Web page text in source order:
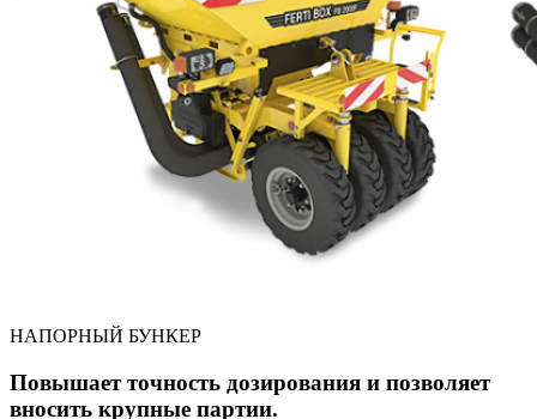
НАПОРНЫЙ БУНКЕР
Повышает точность дозирования и позволяет
вносить крупные партии.